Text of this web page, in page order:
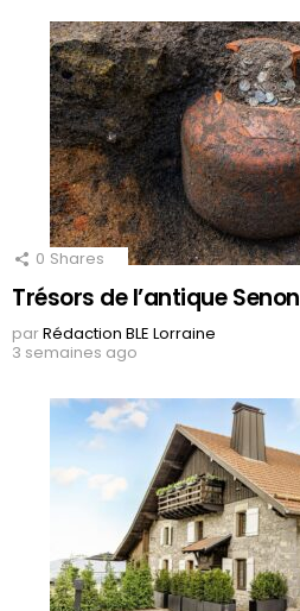
0 Shares
Trésors de l’antique
parRédaction BLE Lorraine
3 semaines ago